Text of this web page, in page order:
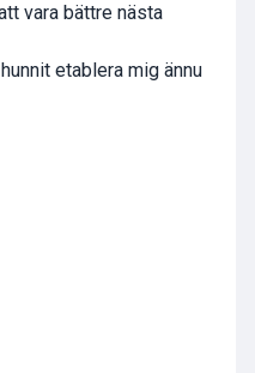
vara bättre nästa
etablera mig ännu